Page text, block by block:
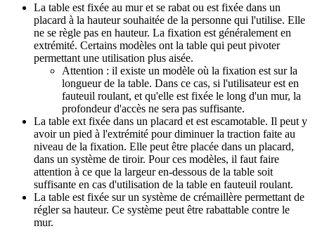
La table est fixée au mur et se rabat ou est fixée dans un
placard à la hauteur souhaitée de la personne qui l'utilise. Elle
ne se règle pas en hauteur. La fixation est généralement en
extrémité. Certains modèles ont la table qui peut pivoter
permettant une utilisation plus aisée.
Attention : il existe un modèle où la fixation est sur la
longueur de la table. Dans ce cas, si l'utilisateur est en
fauteuil roulant, et qu'elle est fixée le long d'un mur, la
profondeur d'accès ne sera pas suffisante.
La table ext fixée dans un placard et est escamotable. Il peut y
avoir un pied à l'extrémité pour diminuer la traction faite au
niveau de la fixation. Elle peut être placée dans un placard,
dans un système de tiroir. Pour ces modèles, il faut faire
attention à ce que la largeur en-dessous de la table soit
suffisante en cas d'utilisation de la table en fauteuil roulant.
La table est fixée sur un système de crémaillère permettant de
régler sa hauteur. Ce système peut être rabattable contre le
mur.